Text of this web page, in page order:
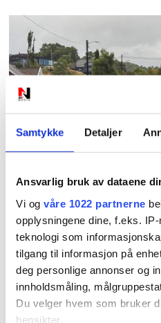
Samtykke Detaljer
Ansvarlig bruk av dataene
Vi og våre 1022 partnerne
opplysningene dine, f.eks.
teknologi som
tilgang til informasjon på
deg personlige annonser og
innholdsmåling,
Du velger hvem som bruker
hensikter.
forvirring:
fartsgrense
egentlig?